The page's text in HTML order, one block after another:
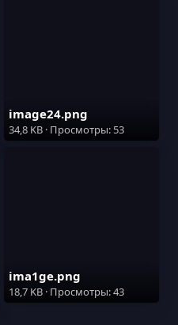
image24.png
34,8 KB · Просмотры: 53
ima1ge.png
18,7 KB · Просмотры: 43